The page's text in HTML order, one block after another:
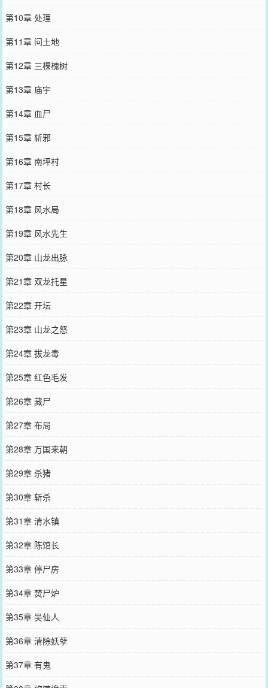
第10章 处理
第11章 问土地
第12章 三棵槐树
第13章 庙宇
第14章 血尸
第15章 斩邪
第16章 南坪村
第17章 村长
第18章 风水局
第19章 风水先生
第20章 山龙出脉
第21章 双龙托星
第22章 开坛
第23章 山龙之怒
第24章 拔龙毒
第25章 红色毛发
第26章 藏尸
第27章 布局
第28章 万国来朝
第29章 杀猪
第30章 斩杀
第31章 清水镇
第32章 陈馆长
第33章 停尸房
第34章 焚尸炉
第35章 吴仙人
第36章 清除妖孽
第37章 有鬼